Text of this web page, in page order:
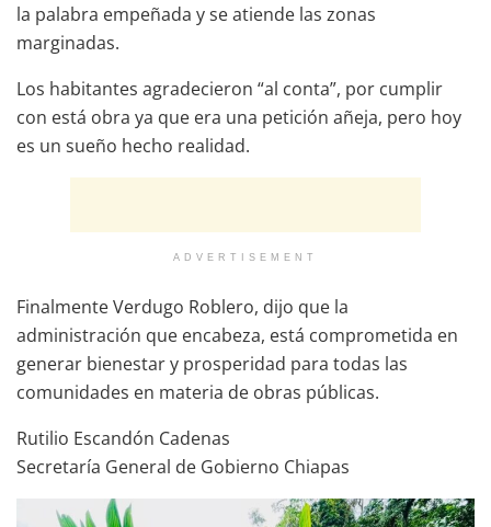
la palabra empeñada y se atiende las zonas
marginadas.
Los habitantes agradecieron “al conta”, por cumplir
con está obra ya que era una petición añeja, pero hoy
es un sueño hecho realidad.
ADVERTISEMENT
Finalmente Verdugo Roblero, dijo que la
administración que encabeza, está comprometida en
generar bienestar y prosperidad para todas las
comunidades en materia de obras públicas.
Rutilio Escandón Cadenas
Secretaría General de Gobierno Chiapas